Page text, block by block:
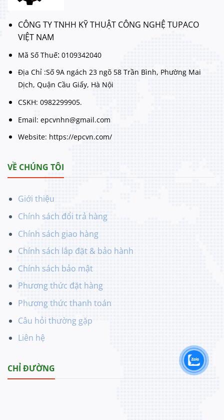
CÔNG TY TNHH KỸ THUẬT CÔNG NGHỆ TUPACO
VIỆT NAM
Mã Số Thuế: 0109342040
Địa Chỉ :Số 9A ngách 23 ngõ 58 Trần Bình, Phường Mai
Dịch, Quận Cầu Giấy, Hà Nội
CSKH: 0982299905.
Email: epcvnhn@gmail.com
Website: https://epcvn.com/
VỀ CHÚNG TÔI
Giới thiệu
Chính sách đổi trả hàng
Chính sách giao hàng
Chính sách lắp đặt & bảo hành
Chính sách bảo mật
Phương thức đặt hàng
Phương thức thanh toán
Câu hỏi thường gặp
Liên hệ
CHỈ ĐƯỜNG